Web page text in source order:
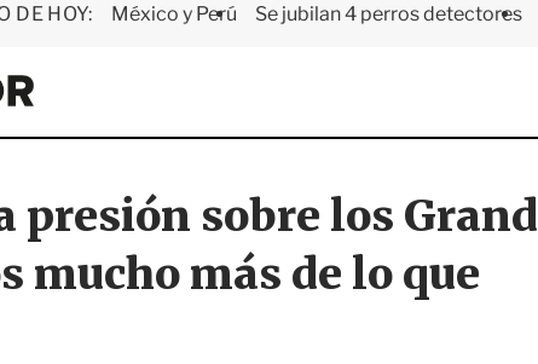
DE HOY: México y Perú Se jubilan 4 perros detectores
E
x
e
i
o
r
presión sobre los Grand
mucho más de lo que